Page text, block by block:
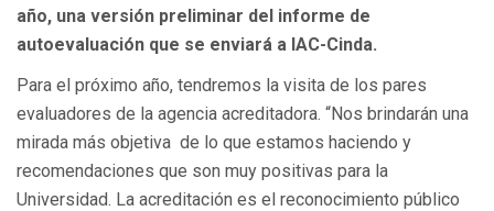
año, una versión preliminar del informe de
autoevaluación que se enviará a IAC-Cinda.
Para el próximo año, tendremos la visita de los pares
evaluadores de la agencia acreditadora. “Nos brindarán una
mirada más objetiva de lo que estamos haciendo y
recomendaciones que son muy positivas para la
Universidad. La acreditación es el reconocimiento público